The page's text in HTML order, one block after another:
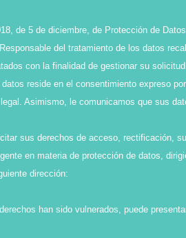
de 5 de diciembre, de Protección de
del tratamiento de los datos
con la finalidad de gestionar su solicitud.
reside en el consentimiento expreso
Asimismo, le comunicamos que sus
sus derechos de acceso, rectificación,
en materia de protección de datos,
dirección:
han sido vulnerados, puede